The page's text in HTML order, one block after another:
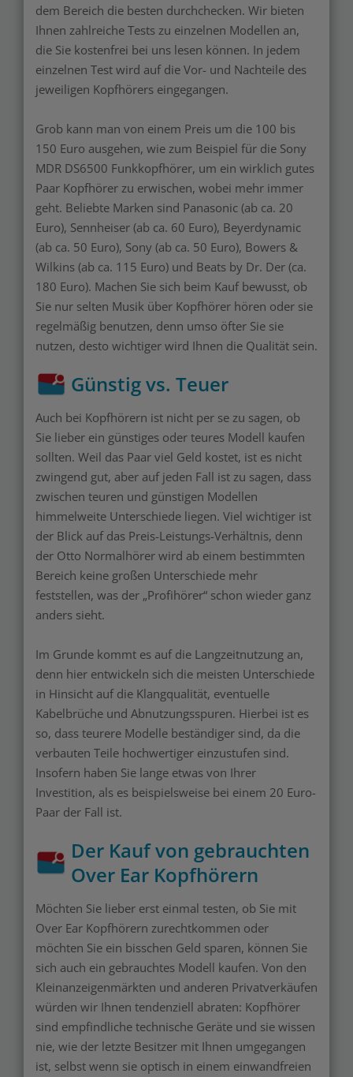
dem Bereich die besten durchchecken. Wir bieten
Ihnen zahlreiche Tests zu einzelnen Modellen an,
die Sie kostenfrei bei uns lesen können. In jedem
einzelnen Test wird auf die Vor- und Nachteile des
jeweiligen Kopfhörers eingegangen.
Grob kann man von einem Preis um die 100 bis
150 Euro ausgehen, wie zum Beispiel für die Sony
MDR DS6500 Funkkopfhörer, um ein wirklich gutes
Paar Kopfhörer zu erwischen, wobei mehr immer
geht. Beliebte Marken sind Panasonic (ab ca. 20
Euro), Sennheiser (ab ca. 60 Euro), Beyerdynamic
(ab ca. 50 Euro), Sony (ab ca. 50 Euro), Bowers &
Wilkins (ab ca. 115 Euro) und Beats by Dr. Der (ca.
180 Euro). Machen Sie sich beim Kauf bewusst, ob
Sie nur selten Musik über Kopfhörer hören oder sie
regelmäßig benutzen, denn umso öfter Sie sie
nutzen, desto wichtiger wird Ihnen die Qualität sein.
Günstig vs. Teuer
Auch bei Kopfhörern ist nicht per se zu sagen, ob
Sie lieber ein günstiges oder teures Modell kaufen
sollten. Weil das Paar viel Geld kostet, ist es nicht
zwingend gut, aber auf jeden Fall ist zu sagen, dass
zwischen teuren und günstigen Modellen
himmelweite Unterschiede liegen. Viel wichtiger ist
der Blick auf das Preis-Leistungs-Verhältnis, denn
der Otto Normalhörer wird ab einem bestimmten
Bereich keine großen Unterschiede mehr
feststellen, was der „Profihörer“ schon wieder ganz
anders sieht.
Im Grunde kommt es auf die Langzeitnutzung an,
denn hier entwickeln sich die meisten Unterschiede
in Hinsicht auf die Klangqualität, eventuelle
Kabelbrüche und Abnutzungsspuren. Hierbei ist es
so, dass teurere Modelle beständiger sind, da die
verbauten Teile hochwertiger einzustufen sind.
Insofern haben Sie lange etwas von Ihrer
Investition, als es beispielsweise bei einem 20 Euro-
Paar der Fall ist.
Der Kauf von gebrauchten
Over Ear Kopfhörern
Möchten Sie lieber erst einmal testen, ob Sie mit
Over Ear Kopfhörern zurechtkommen oder
möchten Sie ein bisschen Geld sparen, können Sie
sich auch ein gebrauchtes Modell kaufen. Von den
Kleinanzeigenmärkten und anderen Privatverkäufen
würden wir Ihnen tendenziell abraten: Kopfhörer
sind empfindliche technische Geräte und sie wissen
nie, wie der letzte Besitzer mit Ihnen umgegangen
ist, selbst wenn sie optisch in einem einwandfreien